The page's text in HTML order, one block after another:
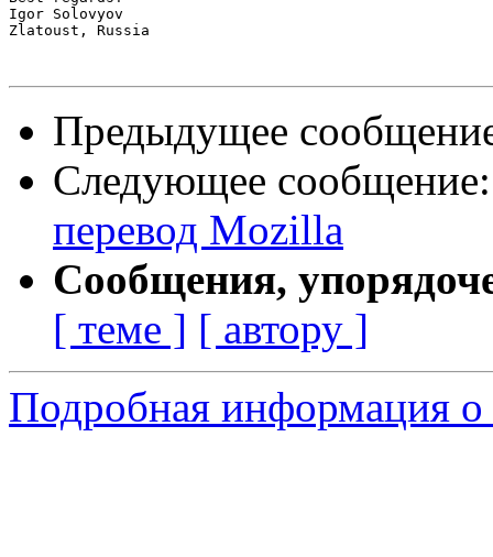
Igor Solovyov
Zlatoust, Russia
Предыдущее
Следующее
перевод Mozilla
Сообщения,
[ теме ] [ автору ]
Подробная информация о